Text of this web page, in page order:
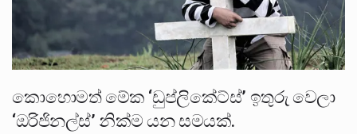
කොහොමත් මේක ‘ඩුප්ලිකේට්ස්’ ඉතුරු වෙලා
‘ඔරිජිනල්ස්’ නික්ම යන සමයක්.